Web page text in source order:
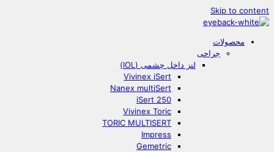
Skip to content
محصولات
جراحی
لنز داخل چشمی (IOL)
Vivinex iSert
Nanex multiSert
iSert 250
Vivinex Toric
TORIC MULTISERT
Impress
Gemetric